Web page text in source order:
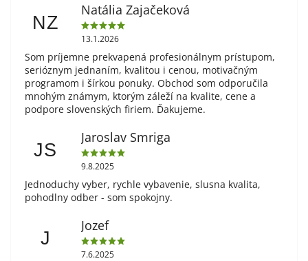
NZ
Natália Zajačeková
13.1.2026
Som príjemne prekvapená profesionálnym prístupom,
serióznym jednaním, kvalitou i cenou, motivačným
programom i šírkou ponuky. Obchod som odporučila
mnohým známym, ktorým záleží na kvalite, cene a
podpore slovenských firiem. Ďakujeme.
JS
Jaroslav Smriga
9.8.2025
Jednoduchy vyber, rychle vybavenie, slusna kvalita,
pohodlny odber - som spokojny.
J
Jozef
7.6.2025